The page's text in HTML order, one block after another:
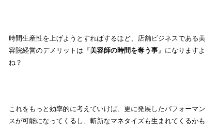
時間生産性を上げようとすればするほど、店舗ビジネスである美
容院経営のデメリットは『美容師の時間を奪う事』になりますよ
ね？
これをもっと効率的に考えていけば、更に発展したパフォーマン
スが可能になってくるし、斬新なマネタイズも生まれてくるかも